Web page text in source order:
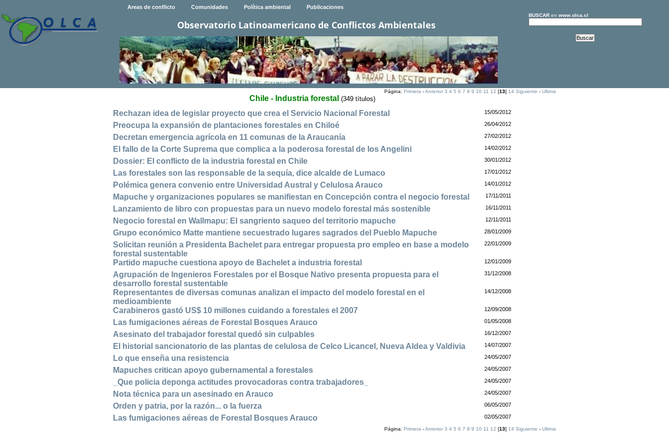
Areas de conflicto Comunidades Política ambiental Publicaciones
Observatorio Latinoamericano de Conflictos Ambientales
BUSCARen www.olca.cl
Página: Primera-Anterior 3 4 5 6 7 8 9 10 11 12 [13] 14 Siguiente - Ultima
Chile - Industria forestal (349 títulos)
Rechazan idea de legislar proyecto que crea el Servicio Nacional Forestal 15/05/2012
Preocupa la expansión de plantaciones forestales en Chiloé 26/04/2012
Decretan emergencia agrícola en 11 comunas de la Araucanía 27/02/2012
El fallo de la Corte Suprema que complica a la poderosa forestal de los Angelini 14/02/2012
Dossier: El conflicto de la industria forestal en Chile 30/01/2012
Las forestales son las responsable de la sequía, dice alcalde de Lumaco 17/01/2012
Polémica genera convenio entre Universidad Austral y Celulosa Arauco 14/01/2012
Mapuche y organizaciones populares se manifiestan en Concepción contra el negocio forestal 17/11/2011
Lanzamiento de libro con propuestas para un nuevo modelo forestal más sostenible 16/11/2011
Negocio forestal en Wallmapu: El sangriento saqueo del territorio mapuche 12/11/2011
Grupo económico Matte mantiene secuestrado lugares sagrados del Pueblo Mapuche 28/01/2009
Solicitan reunión a Presidenta Bachelet para entregar propuesta pro empleo en base a modelo
forestal sustentable
22/01/2009
Partido mapuche cuestiona apoyo de Bachelet a industria forestal 12/01/2009
Agrupación de Ingenieros Forestales por el Bosque Nativo presenta propuesta para el
desarrollo forestal sustentable
31/12/2008
Representantes de diversas comunas analizan el impacto del modelo forestal en el
medioambiente
14/12/2008
Carabineros gastó US$ 10 millones cuidando a forestales el 2007 12/09/2008
Las fumigaciones aéreas de Forestal Bosques Arauco 01/05/2008
Asesinato del trabajador forestal quedó sin culpables 16/12/2007
El historial sancionatorio de las plantas de celulosa de Celco Licancel, Nueva Aldea y Valdivia 14/07/2007
Lo que enseña una resistencia 24/05/2007
Mapuches critican apoyo gubernamental a forestales 24/05/2007
_Que policia deponga actitudes provocadoras contra trabajadores_ 24/05/2007
Nota técnica para un asesinado en Arauco 24/05/2007
Orden y patria, por la razón... o la fuerza 06/05/2007
Las fumigaciones aéreas de Forestal Bosques Arauco 02/05/2007
Página: Primera-Anterior 3 4 5 6 7 8 9 10 11 12 [13] 14 Siguiente - Ultima